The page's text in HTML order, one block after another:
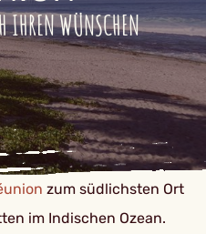
IHREN WÜNSCHEN
zum südlichsten Ort
im Indischen Ozean.